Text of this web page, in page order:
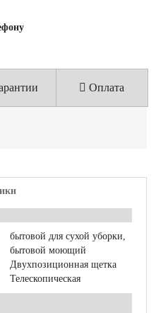
Оплата
бытовой для сухой уборки,
бытовой моющий
Двухпозиционная щетка
Телескопическая